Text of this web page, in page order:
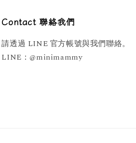
Contact 聯絡我們
請透過 LINE 官方帳號與我們聯絡。
LINE：@minimammy